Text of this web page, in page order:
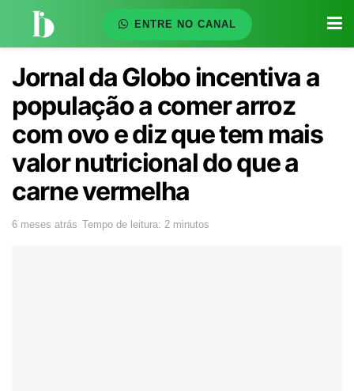
ENTRE NO CANAL
Jornal da Globo incentiva a
população a comer arroz
com ovo e diz que tem mais
valor nutricional do que a
carne vermelha
6 meses atrás Tempo de leitura: 2 minutos